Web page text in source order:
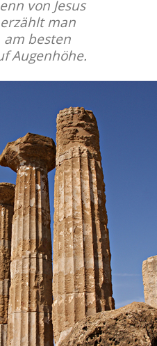
von Jesus
erzählt man
am besten
Augenhöhe.